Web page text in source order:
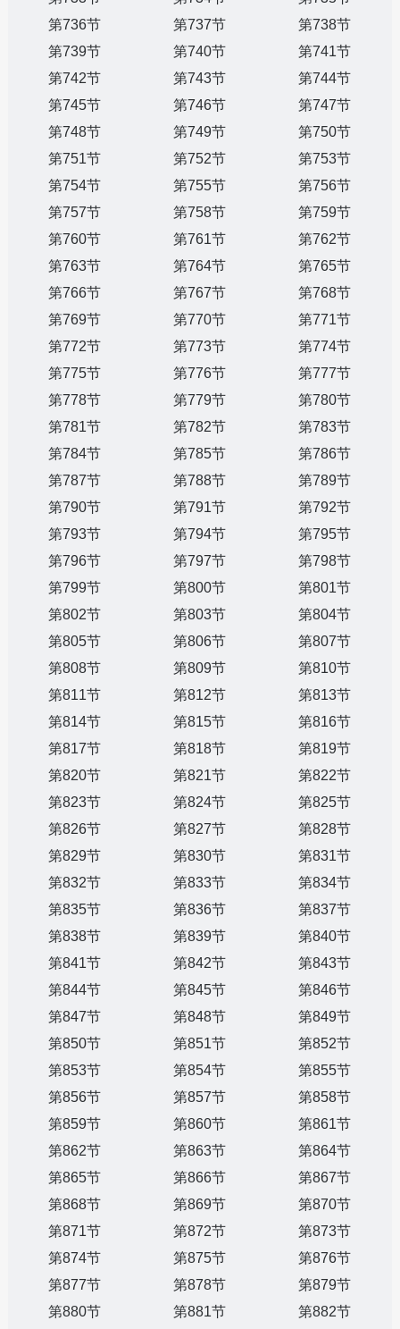
第736节
第737节
第738节
第739节
第740节
第741节
第742节
第743节
第744节
第745节
第746节
第747节
第748节
第749节
第750节
第751节
第752节
第753节
第754节
第755节
第756节
第757节
第758节
第759节
第760节
第761节
第762节
第763节
第764节
第765节
第766节
第767节
第768节
第769节
第770节
第771节
第772节
第773节
第774节
第775节
第776节
第777节
第778节
第779节
第780节
第781节
第782节
第783节
第784节
第785节
第786节
第787节
第788节
第789节
第790节
第791节
第792节
第793节
第794节
第795节
第796节
第797节
第798节
第799节
第800节
第801节
第802节
第803节
第804节
第805节
第806节
第807节
第808节
第809节
第810节
第811节
第812节
第813节
第814节
第815节
第816节
第817节
第818节
第819节
第820节
第821节
第822节
第823节
第824节
第825节
第826节
第827节
第828节
第829节
第830节
第831节
第832节
第833节
第834节
第835节
第836节
第837节
第838节
第839节
第840节
第841节
第842节
第843节
第844节
第845节
第846节
第847节
第848节
第849节
第850节
第851节
第852节
第853节
第854节
第855节
第856节
第857节
第858节
第859节
第860节
第861节
第862节
第863节
第864节
第865节
第866节
第867节
第868节
第869节
第870节
第871节
第872节
第873节
第874节
第875节
第876节
第877节
第878节
第879节
第880节
第881节
第882节